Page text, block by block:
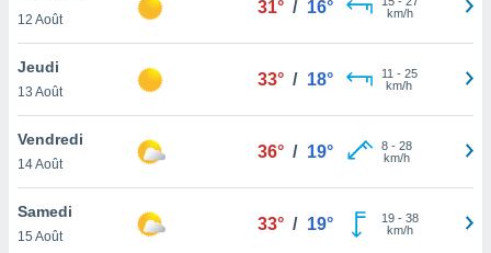
un
la
du
en
12 Août
31° / 16°
km/h
Jeudi
13 Août
33° / 18° 11 - 25
km/h
Vendredi
14 Août
36° / 19° 8- 28
km/h
Samedi
15 Août
33° / 19° 19- 38
km/h